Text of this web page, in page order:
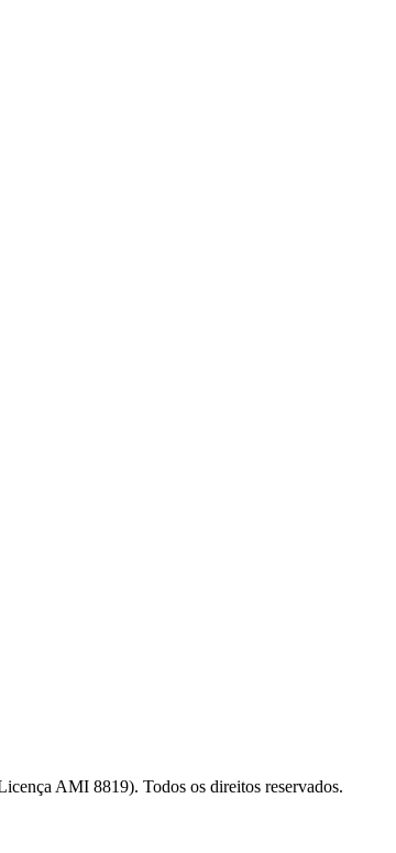
AMI 8819). Todos os direitos reservados.